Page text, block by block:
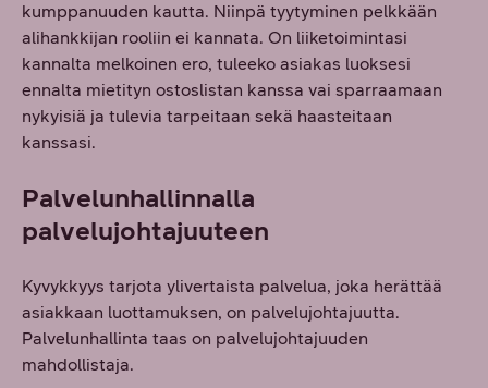
kumppanuuden kautta. Niinpä tyytyminen pelkkään
alihankkijan rooliin ei kannata. On liiketoimintasi
kannalta melkoinen ero, tuleeko asiakas luoksesi
ennalta mietityn ostoslistan kanssa vai sparraamaan
nykyisiä ja tulevia tarpeitaan sekä haasteitaan
kanssasi.
Palvelunhallinnalla
palvelujohtajuuteen
Kyvykkyys tarjota ylivertaista palvelua, joka herättää
asiakkaan luottamuksen, on palvelujohtajuutta.
Palvelunhallinta taas on palvelujohtajuuden
mahdollistaja.